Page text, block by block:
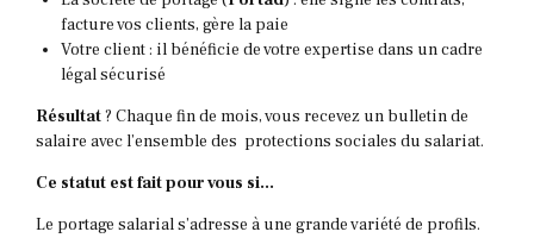
facture vos clients, gère la paie
Votre client : il bénéficie de votre expertise dans un cadre
légal sécurisé
Résultat? Chaque fin de mois, vous recevez un bulletin de
salaire avec l’ensemble des protections sociales du salariat.
Ce statut est fait pour vous si…
Le portage salarial s’adresse à une grande variété de profils.